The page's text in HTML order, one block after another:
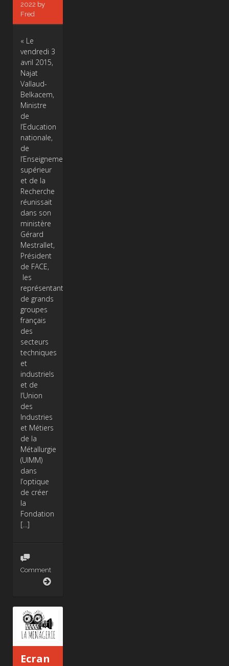
2022 by
Fred
« Le
vendredi 3
avril 2015,
Najat
Vallaud-
Belkacem,
Ministre
de
l’Education
nationale,
de
l’Enseignement
supérieur
et de la
Recherche
réunissait
dans son
ministère
Gérard
Mestrallet,
Président
de FACE,
les
représentants
de grands
groupes
français
des
secteurs
techniques
et
industriels
et de
l’Union
des
Industries
et Métiers
de la
Métallurgie
(UIMM)
dans
l’optique
de créer
la
Fondation
[…]
Comment
Ecran